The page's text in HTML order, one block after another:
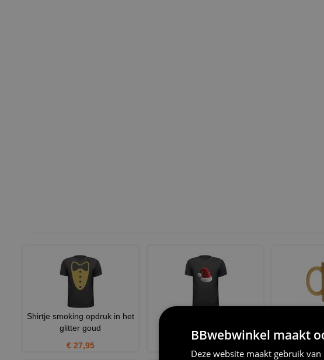
Shirtje smoking opdruk in het
glitter goud
€ 27,95
€ 22,95
christmas
BBwebwinkel maakt
Deze website maakt gebruik